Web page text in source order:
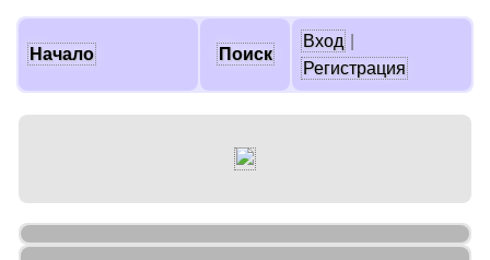
Начало Поиск
Вход
Регистрация